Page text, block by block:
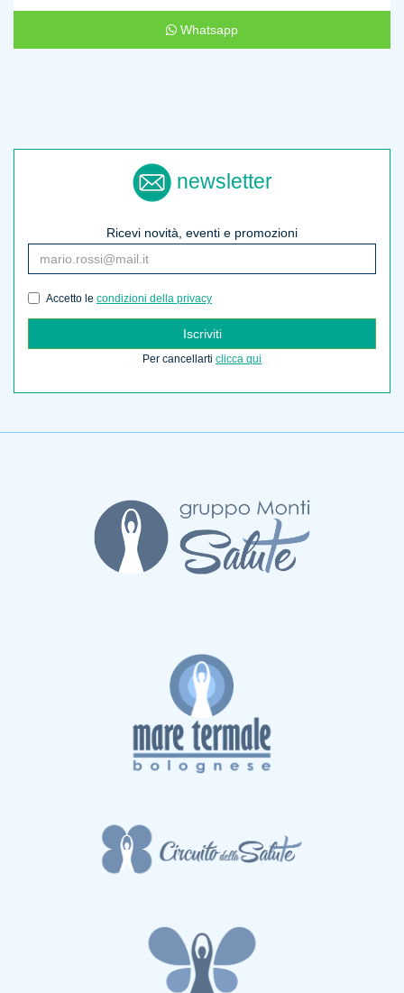
Whatsapp
newsletter
Ricevi novità, eventi e promozioni
Accetto le condizioni della privacy
Iscriviti
Per cancellarti clicca qui